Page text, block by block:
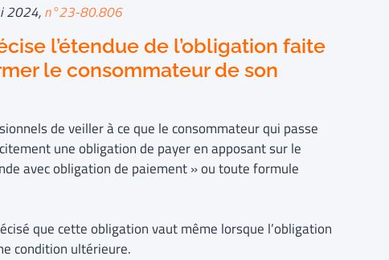
2024,n°23-80.806
l’étendue de l’obligation faite
le consommateur de son
de veiller à ce que le consommateur qui passe
une obligation de payer en apposant sur le
avec obligation de paiement » ou toute formule
que cette obligation vaut même lorsque l’obligation
condition ultérieure.